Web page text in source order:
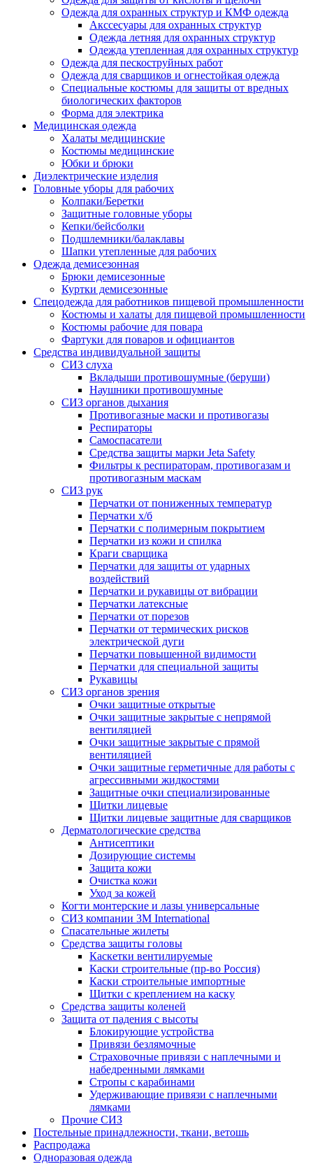
Одежда для охранных структур и КМФ одежда
Акссесуары для охранных структур
Одежда летняя для охранных структур
Одежда утепленная для охранных структур
Одежда для пескоструйных работ
Одежда для сварщиков и огнестойкая одежда
Специальные костюмы для защиты от вредных
биологических факторов
Форма для электрика
Медицинская одежда
Халаты медицинские
Костюмы медицинские
Юбки и брюки
Диэлектрические изделия
Головные уборы для рабочих
Колпаки/Беретки
Защитные головные уборы
Кепки/бейсболки
Подшлемники/балаклавы
Шапки утепленные для рабочих
Одежда демисезонная
Брюки демисезонные
Куртки демисезонные
Спецодежда для работников пищевой промышленности
Костюмы и халаты для пищевой промышленности
Костюмы рабочие для повара
Фартуки для поваров и официантов
Средства индивидуальной защиты
СИЗ слуха
Вкладыши противошумные (беруши)
Наушники противошумные
СИЗ органов дыхания
Противогазные маски и противогазы
Респираторы
Самоспасатели
Средства защиты марки Jeta Safety
Фильтры к респираторам, противогазам и
противогазным маскам
СИЗ рук
Перчатки от пониженных температур
Перчатки х/б
Перчатки с полимерным покрытием
Перчатки из кожи и спилка
Краги сварщика
Перчатки для защиты от ударных
воздействий
Перчатки и рукавицы от вибрации
Перчатки латексные
Перчатки от порезов
Перчатки от термических рисков
электрической дуги
Перчатки повышенной видимости
Перчатки для специальной защиты
Рукавицы
СИЗ органов зрения
Очки защитные открытые
Очки защитные закрытые с непрямой
вентиляцией
Очки защитные закрытые с прямой
вентиляцией
Очки защитные герметичные для работы с
агрессивными жидкостями
Защитные очки специализированные
Щитки лицевые
Щитки лицевые защитные для сварщиков
Дерматологические средства
Антисептики
Дозирующие системы
Защита кожи
Очистка кожи
Уход за кожей
Когти монтерские и лазы универсальные
СИЗ компании 3М International
Спасательные жилеты
Средства защиты головы
Каскетки вентилируемые
Каски строительные (пр-во Россия)
Каски строительные импортные
Щитки с креплением на каску
Средства защиты коленей
Защита от падения с высоты
Блокирующие устройства
Привязи безлямочные
Страховочные привязи с наплечными и
набедренными лямками
Стропы с карабинами
Удерживающие привязи с наплечными
лямками
Прочие СИЗ
Постельные принадлежности, ткани, ветошь
Распродажа
Одноразовая одежда